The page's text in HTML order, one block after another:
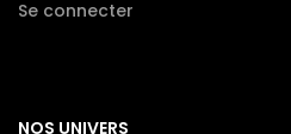
Se connecter
NOS UNIVERS